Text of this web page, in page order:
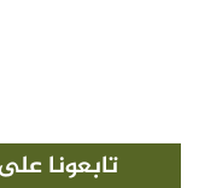
تابعونا